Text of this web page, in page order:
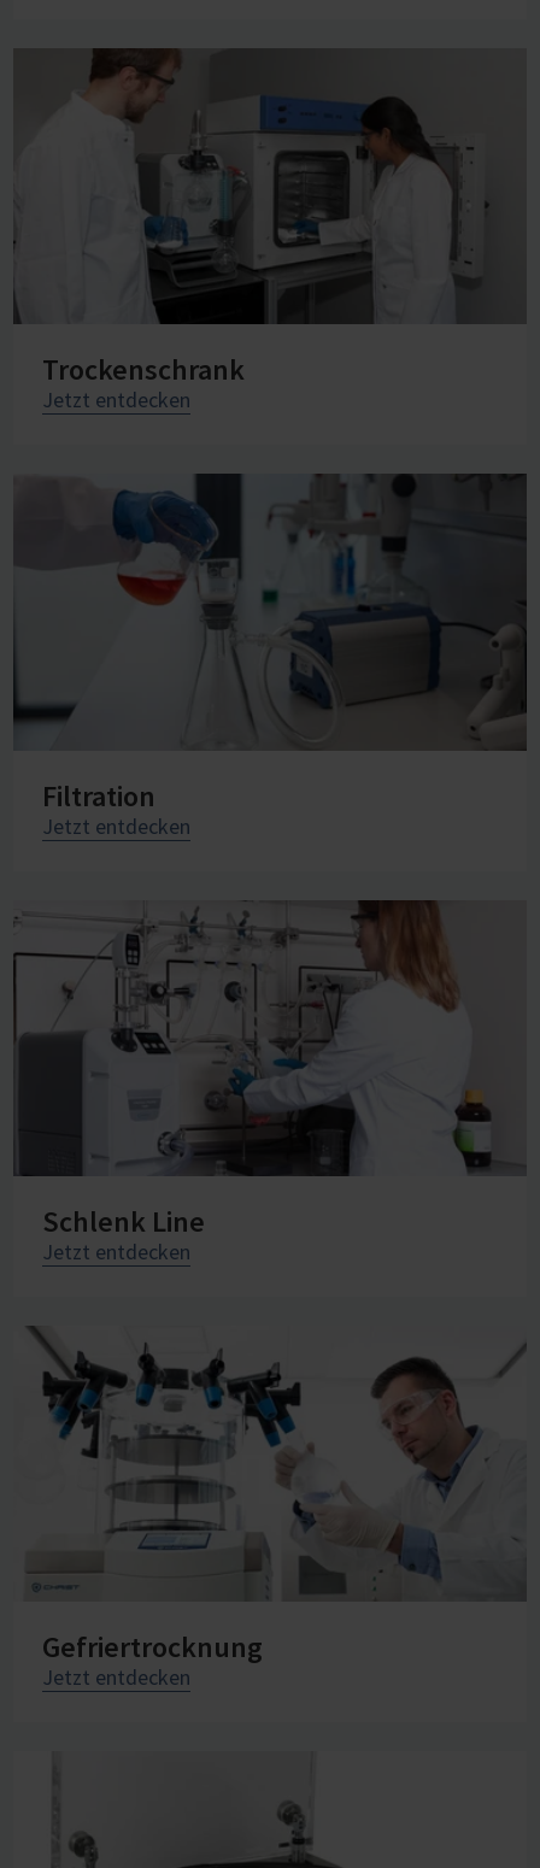
Trockenschrank
Jetzt entdecken
Filtration
Jetzt entdecken
Schlenk Line
Jetzt entdecken
Gefriertrocknung
Jetzt entdecken